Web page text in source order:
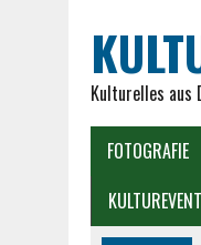
Kulturelles aus
FOTOGRAFIE